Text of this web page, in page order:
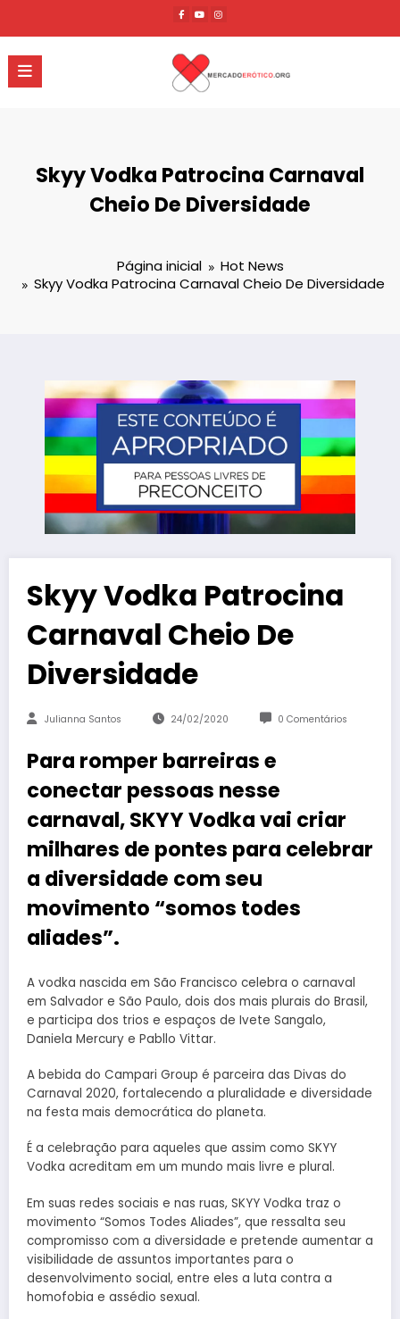
o
conteúdo
Skyy Vodka Patrocina Carnaval
Cheio De Diversidade
Página inicial
Hot News
Skyy Vodka Patrocina Carnaval Cheio De Diversidade
Skyy Vodka Patrocina
Carnaval Cheio De
Diversidade
Julianna Santos 24/02/2020 0 Comentários
Para romper barreiras e
conectar pessoas nesse
carnaval, SKYY Vodka vai criar
milhares de pontes para celebrar
a diversidade com seu
movimento “somos todes
aliades”.
A vodka nascida em São Francisco celebra o carnaval
em Salvador e São Paulo, dois dos mais plurais do Brasil,
e participa dos trios e espaços de Ivete Sangalo,
Daniela Mercury e Pabllo Vittar.
A bebida do Campari Group é parceira das Divas do
Carnaval 2020, fortalecendo a pluralidade e diversidade
na festa mais democrática do planeta.
É a celebração para aqueles que assim como SKYY
Vodka acreditam em um mundo mais livre e plural.
Em suas redes sociais e nas ruas, SKYY Vodka traz o
movimento “Somos Todes Aliades”, que ressalta seu
compromisso com a diversidade e pretende aumentar a
visibilidade de assuntos importantes para o
desenvolvimento social, entre eles a luta contra a
homofobia e assédio sexual.